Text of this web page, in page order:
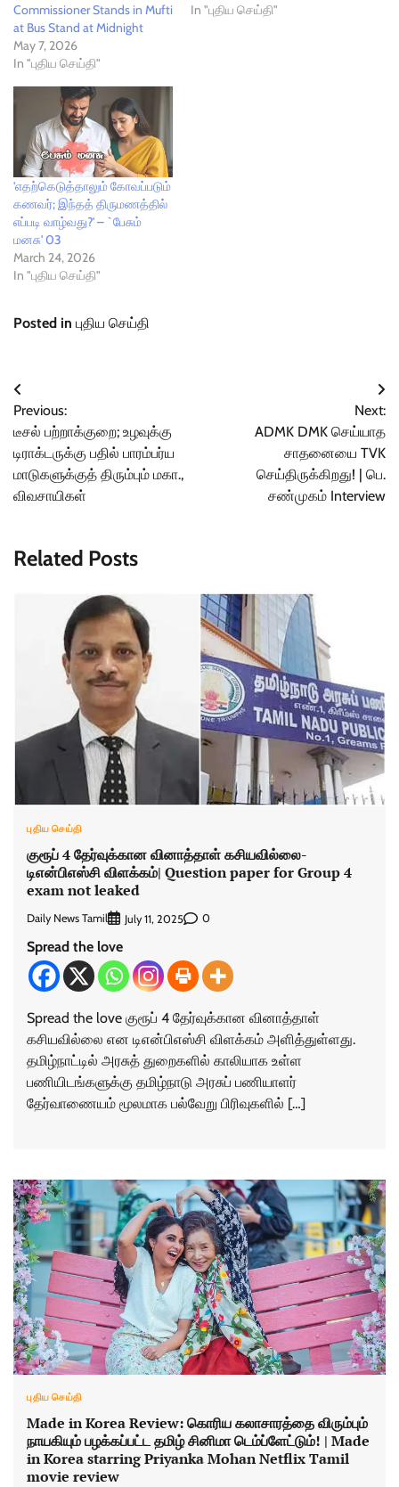
Commissioner Stands in Mufti
at Bus Stand at Midnight
May 7, 2026
In "புதிய செய்தி"
In "புதிய செய்தி"
'எதற்கெடுத்தாலும் கோவப்படும்
கணவர்; இந்தத் திருமணத்தில்
எப்படி வாழ்வது?' – `பேசும்
மனசு' 03
March 24, 2026
In "புதிய செய்தி"
Posted in புதிய செய்தி
Post
navigation
Previous:
டீசல் பற்றாக்குறை; உழவுக்கு
டிராக்டருக்கு பதில் பாரம்பர்ய
மாடுகளுக்குத் திரும்பும் மகா.,
விவசாயிகள்
Next:
ADMK DMK செய்யாத
சாதனையை TVK
செய்திருக்கிறது! | பெ.
சண்முகம் Interview
Related Posts
புதிய செய்தி
குரூப் 4 தேர்வுக்கான வினாத்தாள் கசியவில்லை-
டிஎன்பிஎஸ்சி விளக்கம்| Question paper for Group 4
exam not leaked
Daily News Tamil July 11, 2025 0
Spread the love
Spread the love குரூப் 4 தேர்வுக்கான வினாத்தாள்
கசியவில்லை என டிஎன்பிஎஸ்சி விளக்கம் அளித்துள்ளது.
தமிழ்நாட்டில் அரசுத் துறைகளில் காலியாக உள்ள
பணியிடங்களுக்கு தமிழ்நாடு அரசுப் பணியாளர்
தேர்வாணையம் மூலமாக பல்வேறு பிரிவுகளில் […]
புதிய செய்தி
Made in Korea Review: கொரிய கலாசாரத்தை விரும்பும்
நாயகியும் பழக்கப்பட்ட தமிழ் சினிமா டெம்ப்ளேட்டும்! | Made
in Korea starring Priyanka Mohan Netflix Tamil
movie review